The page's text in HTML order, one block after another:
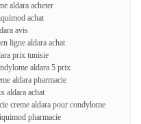
aldara acheter
achat
avis
ligne aldara achat
prix tunisie
aldara 5 prix
aldara pharmacie
aldara achat
creme aldara pour condylome
pharmacie